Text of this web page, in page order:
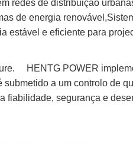
redes de distribuição
de energia
estável e eficiente para
HENTG POWER
a um controlo de
fiabilidade, segurança e